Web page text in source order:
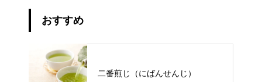
おすすめ
二番煎じ（にばんせんじ）